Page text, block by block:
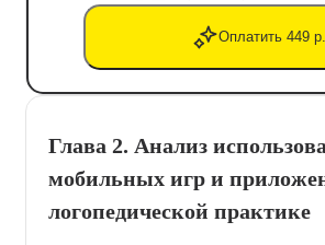
Оплатить 449 р.
Глава 2. Анализ
мобильных игр и
логопедической практике